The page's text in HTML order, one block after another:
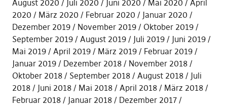
August 2020
Juli 2020 Juni 2020 Mai 2020
April
2020
März 2020 Februar 2020
Januar 2020
Dezember 2019
November 2019
Oktober 2019
September 2019
August 2019 Juli 2019
Juni 2019
Mai 2019
April 2019 März 2019
Februar 2019
Januar 2019
Dezember 2018
November 2018
Oktober 2018
September 2018 August 2018
Juli
2018
Juni 2018 Mai 2018 April 2018
März 2018
Februar 2018
Januar 2018
Dezember 2017